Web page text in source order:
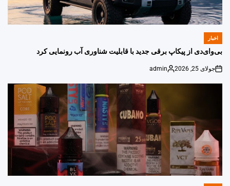
POSTED
اخبار
بی‌وای‌دی از پیکاپ برقی جدید با قابلیت شناوری آب رونمایی کرد
on
جولای 25, 2026
Posted
admin